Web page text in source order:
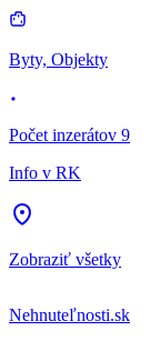
Byty, Objekty
Počet inzerátov 9
Info v RK
Zobraziť všetky
Nehnuteľnosti.sk